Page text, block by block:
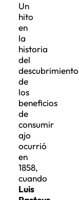
Un
hito
en
la
historia
del
descubrimiento
de
los
beneficios
de
consumir
ajo
ocurrió
en
1858,
cuando
Luis